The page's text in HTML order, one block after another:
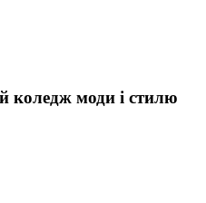
коледж моди і стилю